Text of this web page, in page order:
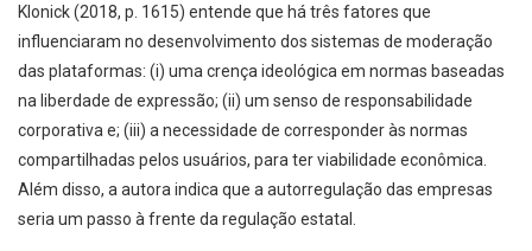
Klonick (2018, p. 1615) entende que há três fatores que
influenciaram no desenvolvimento dos sistemas de moderação
das plataformas: (i) uma crença ideológica em normas baseadas
na liberdade de expressão; (ii) um senso de responsabilidade
corporativa e; (iii) a necessidade de corresponder às normas
compartilhadas pelos usuários, para ter viabilidade econômica.
Além disso, a autora indica que a autorregulação das empresas
seria um passo à frente da regulação estatal.